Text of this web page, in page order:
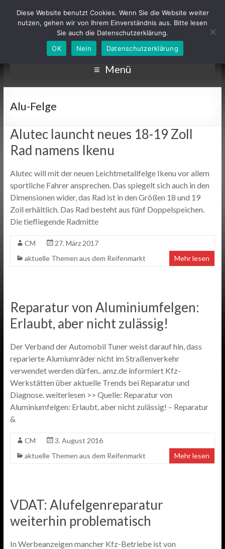
Menü
Alu-Felge
Alutec launcht neues 18-19 Zoll
Rad namens Ikenu
Alutec will mit der neuen Leichtmetallfelge Ikenu vor allem
sportliche Fahrer ansprechen. Das spiegelt sich auch in den
Dimensionen wider, das Rad ist in den Größen 18 und 19
Zoll erhältlich. Das Rad besteht aus fünf Doppelspeichen.
Die tiefliegende Radmitte
CM
27. März 2017
aktuelle Themen aus dem Reifenmarkt
Mehr lesen
Reparatur von Aluminiumfelgen:
Erlaubt, aber nicht zulässig!
Der Verband der Automobil Tuner weist darauf hin, dass
reparierte Alumiumräder nicht im Straßenverkehr
verwendet werden dürfen.. amz.de informiert Kfz-
Werkstätten über aktuelle Trends bei Reparatur und
Diagnose. weiterlesen >> Quelle: Reparatur von
Aluminiumfelgen: Erlaubt, aber nicht zulässig! – Reparatur
&
CM
3. August 2016
aktuelle Themen aus dem Reifenmarkt
Mehr lesen
VDAT: Alufelgenreparatur
weiterhin problematisch
In Werbeanzeigen mancher Kfz-Betriebe ist von
Diese Website benutzt Cookies. Wenn Sie die Website weiter
nutzen, gehen wir von Ihrem Einverständnis aus. Bitte lesen
Sie auch die Datenschutzerklärung.
OK
Nein Datenschutzerklärung